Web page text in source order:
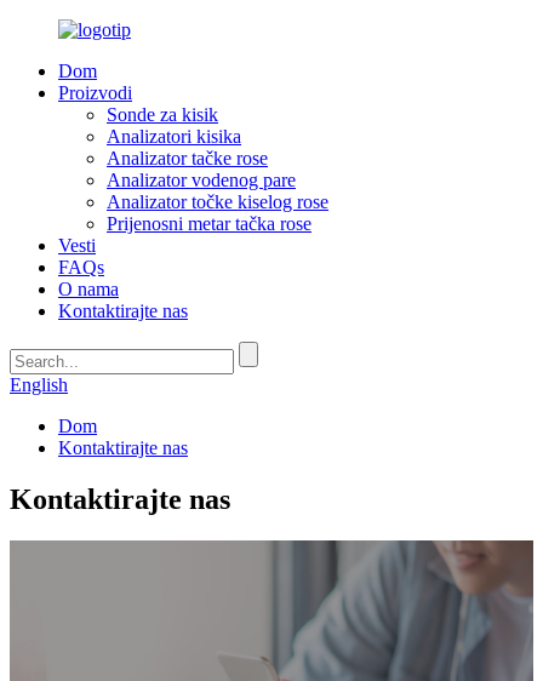
Dom
Proizvodi
Sonde za kisik
Analizatori kisika
Analizator tačke rose
Analizator vodenog pare
Analizator točke kiselog rose
Prijenosni metar tačka rose
Vesti
FAQs
O nama
Kontaktirajte nas
English
Dom
Kontaktirajte nas
Kontaktirajte nas